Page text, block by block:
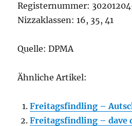
Registernummer:
Nizzaklassen: 16, 35, 41
Quelle: DPMA
Ähnliche Artikel:
Freitagsfindling –
Freitagsfindling – dave